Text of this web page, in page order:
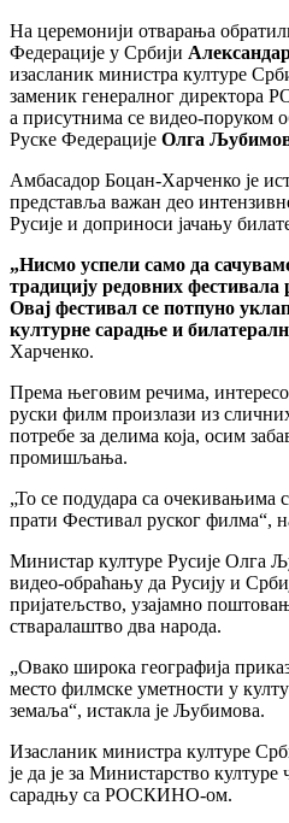
На церемонији отварања
Федерације у Србији
изасланик министра културе
заменик генералног
а присутнима се видео-поруком
Руске Федерације Олга
Амбасадор Боцан-Харченко је
представља важан део
Русије и доприноси јачању
„Нисмо успели само да
традицију редовних
Овај фестивал се потпуно
културне сарадње и
Харченко.
Према његовим речима,
руски филм произлази из
потребе за делима која, осим
промишљања.
„То се подудара са очекивањима
прати Фестивал руског филма“,
Министар културе Русије Олга
видео-обраћању да Русију и
пријатељство, узајамно
стваралаштво два народа.
„Овако широка географија
место филмске уметности у
земаља“, истакла је Љубимова.
Изaсланик министра културе
је да је за Министарство
сарадњу са РОСКИНО-ом.